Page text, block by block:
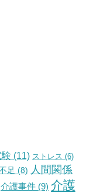
(11) ストレス (6)
足 (8) 人間関係
介護事件 (9) 介護